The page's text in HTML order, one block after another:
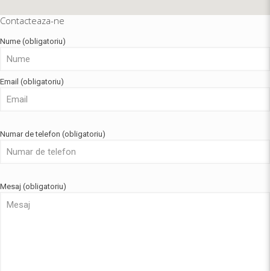
Contacteaza-ne
Nume (obligatoriu)
Email (obligatoriu)
Numar de telefon (obligatoriu)
Mesaj (obligatoriu)